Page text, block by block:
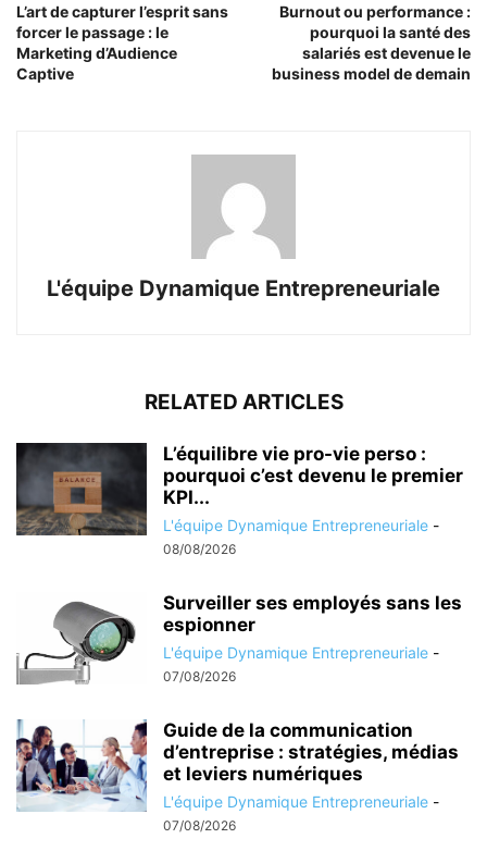
L’art de capturer l’esprit sans
forcer le passage : le
Marketing d’Audience
Captive
Burnout ou performance :
pourquoi la santé des
salariés est devenue le
business model de demain
L'équipe Dynamique Entrepreneuriale
RELATED ARTICLES
L’équilibre vie pro-vie perso :
pourquoi c’est devenu le premier
KPI...
L'équipe Dynamique Entrepreneuriale -
08/08/2026
Surveiller ses employés sans les
espionner
L'équipe Dynamique Entrepreneuriale -
07/08/2026
Guide de la communication
d’entreprise : stratégies, médias
et leviers numériques
L'équipe Dynamique Entrepreneuriale -
07/08/2026